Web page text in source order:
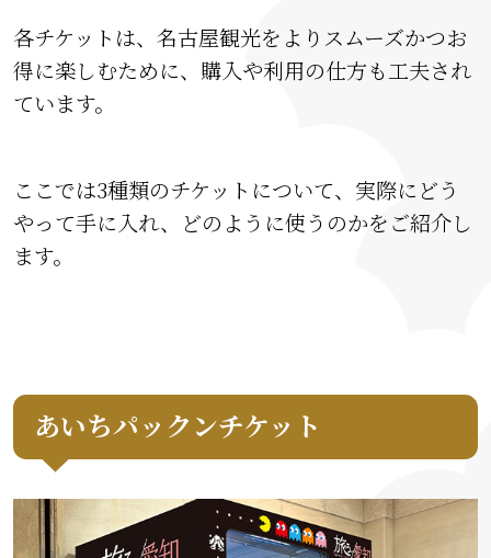
各チケットは、名古屋観光をよりスムーズかつお
得に楽しむために、購入や利用の仕方も工夫され
ています。
ここでは3種類のチケットについて、実際にどう
やって手に入れ、どのように使うのかをご紹介し
ます。
あいちパックンチケット